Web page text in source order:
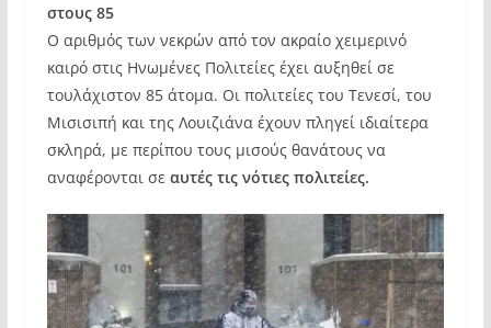
στους 85
Ο αριθμός των νεκρών από τον ακραίο χειμερινό
καιρό στις Ηνωμένες Πολιτείες έχει αυξηθεί σε
τουλάχιστον 85 άτομα. Οι πολιτείες του Τενεσί, του
Μισισιπή και της Λουιζιάνα έχουν πληγεί ιδιαίτερα
σκληρά, με περίπου τους μισούς θανάτους να
αναφέρονται σε αυτές τις νότιες πολιτείες.